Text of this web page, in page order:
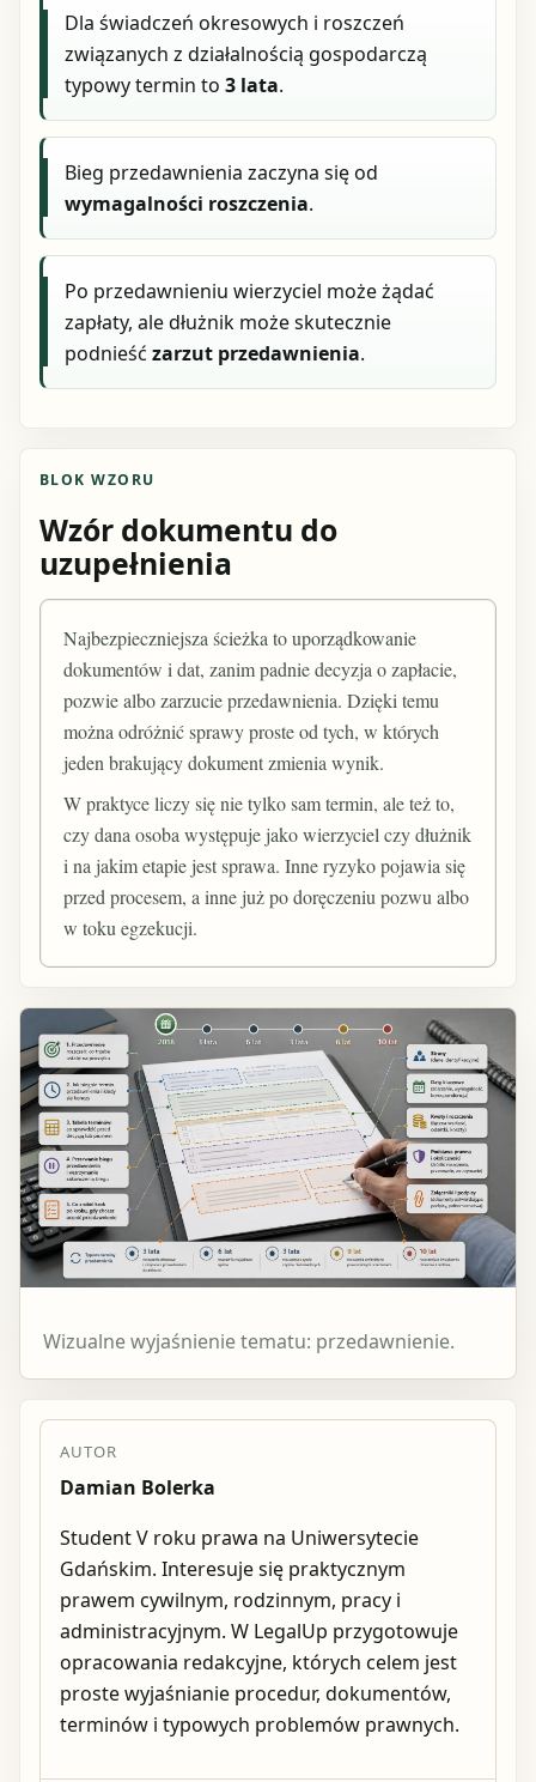
Dla świadczeń okresowych i roszczeń
związanych z działalnością gospodarczą
typowy termin to3 lata.
Bieg przedawnienia zaczyna się od
wymagalności roszczenia.
Po przedawnieniu wierzyciel może żądać
zapłaty, ale dłużnik może skutecznie
podnieśćzarzut przedawnienia.
BLOK WZORU
Wzór dokumentu do
uzupełnienia
Najbezpieczniejsza ścieżka to uporządkowanie
dokumentów i dat, zanim padnie decyzja o zapłacie,
pozwie albo zarzucie przedawnienia. Dzięki temu
można odróżnić sprawy proste od tych, w których
jeden brakujący dokument zmienia wynik.
W praktyce liczy się nie tylko sam termin, ale też to,
czy dana osoba występuje jako wierzyciel czy dłużnik
i na jakim etapie jest sprawa. Inne ryzyko pojawia się
przed procesem, a inne już po doręczeniu pozwu albo
w toku egzekucji.
Wizualne wyjaśnienie tematu: przedawnienie.
AUTOR
Damian Bolerka
Student V roku prawa na Uniwersytecie
Gdańskim. Interesuje się praktycznym
prawem cywilnym, rodzinnym, pracy i
administracyjnym. W LegalUp przygotowuje
opracowania redakcyjne, których celem jest
proste wyjaśnianie procedur, dokumentów,
terminów i typowych problemów prawnych.